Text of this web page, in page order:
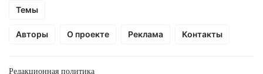
Темы
Авторы О проекте Реклама Контакты
Редакционная политика